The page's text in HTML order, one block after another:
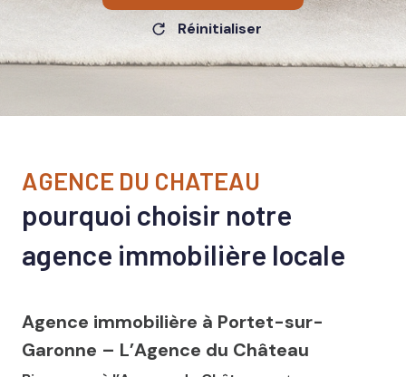
Réinitialiser
AGENCE DU CHATEAU
pourquoi choisir notre
agence immobilière locale
Agence immobilière à Portet-sur-
Garonne – L’Agence du Château